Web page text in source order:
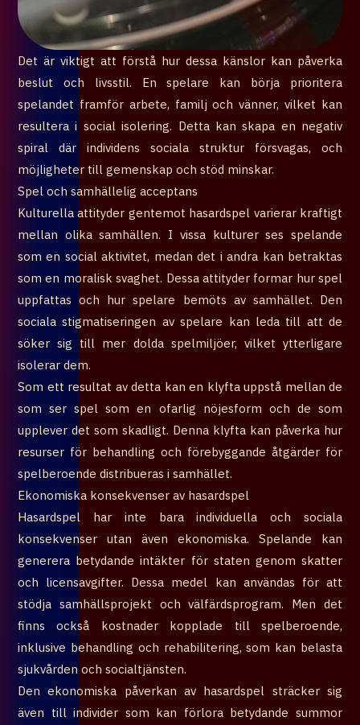
Det är viktigt att förstå hur dessa känslor kan påverka
beslut och livsstil. En spelare kan börja prioritera
spelandet framför arbete, familj och vänner, vilket kan
resultera i social isolering. Detta kan skapa en negativ
spiral där individens sociala struktur försvagas, och
möjligheter till gemenskap och stöd minskar.
Spel och samhällelig acceptans
Kulturella attityder gentemot hasardspel varierar kraftigt
mellan olika samhällen. I vissa kulturer ses spelande
som en social aktivitet, medan det i andra kan betraktas
som en moralisk svaghet. Dessa attityder formar hur spel
uppfattas och hur spelare bemöts av samhället. Den
sociala stigmatiseringen av spelare kan leda till att de
söker sig till mer dolda spelmiljöer, vilket ytterligare
isolerar dem.
Som ett resultat av detta kan en klyfta uppstå mellan de
som ser spel som en ofarlig nöjesform och de som
upplever det som skadligt. Denna klyfta kan påverka hur
resurser för behandling och förebyggande åtgärder för
spelberoende distribueras i samhället.
Ekonomiska konsekvenser av hasardspel
Hasardspel har inte bara individuella och sociala
konsekvenser utan även ekonomiska. Spelande kan
generera betydande intäkter för staten genom skatter
och licensavgifter. Dessa medel kan användas för att
stödja samhällsprojekt och välfärdsprogram. Men det
finns också kostnader kopplade till spelberoende,
inklusive behandling och rehabilitering, som kan belasta
sjukvården och socialtjänsten.
Den ekonomiska påverkan av hasardspel sträcker sig
även till individer som kan förlora betydande summor